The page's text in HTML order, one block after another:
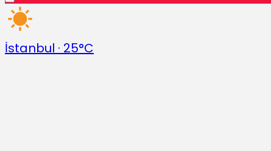
İstanbul · 25°C